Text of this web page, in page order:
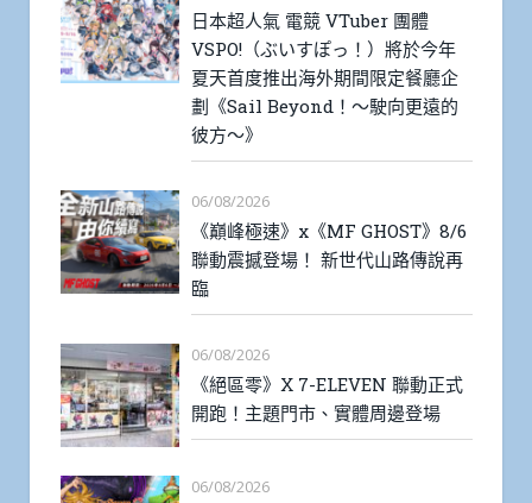
日本超人氣 電競 VTuber 團體
VSPO!（ぶいすぽっ！）將於今年
夏天首度推出海外期間限定餐廳企
劃《Sail Beyond！～駛向更遠的
彼方～》
06/08/2026
《巔峰極速》x《MF GHOST》8/6
聯動震撼登場！ 新世代山路傳說再
臨
06/08/2026
《絕區零》X 7-ELEVEN 聯動正式
開跑！主題門市、實體周邊登場
06/08/2026